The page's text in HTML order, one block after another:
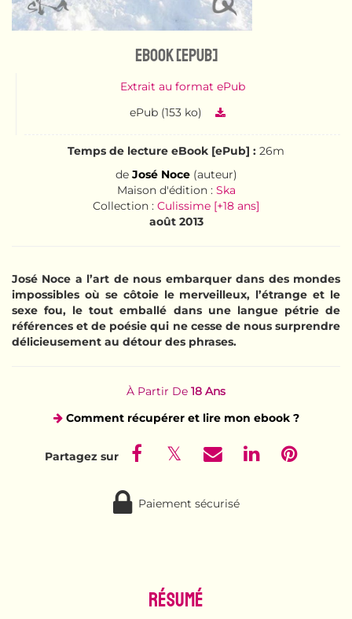
eBook [ePub]
Extrait au format ePub
ePub (153 ko)
Temps de lecture eBook [ePub] : 26m
de José Noce(auteur)
Maison d'édition : Ska
Collection : Culissime [+18 ans]
août 2013
José Noce a l’art de nous embarquer dans des mondes
impossibles où se côtoie le merveilleux, l’étrange et le
sexe fou, le tout emballé dans une langue pétrie de
références et de poésie qui ne cesse de nous surprendre
délicieusement au détour des phrases.
À Partir De 18 Ans
Comment récupérer et lire mon ebook ?
Paiement sécurisé
Résumé